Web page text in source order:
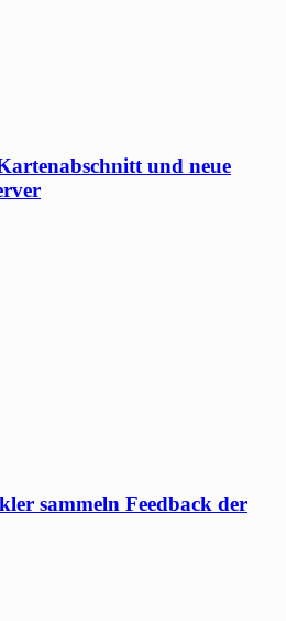
und neue
sammeln Feedback der